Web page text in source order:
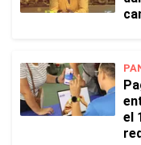
el